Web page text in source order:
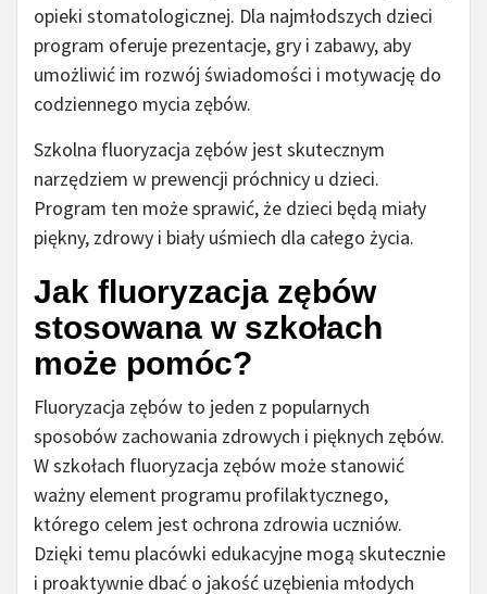
opieki stomatologicznej. Dla najmłodszych dzieci
program oferuje prezentacje, gry i zabawy, aby
umożliwić im rozwój świadomości i motywację do
codziennego mycia zębów.
Szkolna fluoryzacja zębów jest skutecznym
narzędziem w prewencji próchnicy u dzieci.
Program ten może sprawić, że dzieci będą miały
piękny, zdrowy i biały uśmiech dla całego życia.
Jak fluoryzacja zębów
stosowana w szkołach
może pomóc?
Fluoryzacja zębów to jeden z popularnych
sposobów zachowania zdrowych i pięknych zębów.
W szkołach fluoryzacja zębów może stanowić
ważny element programu profilaktycznego,
którego celem jest ochrona zdrowia uczniów.
Dzięki temu placówki edukacyjne mogą skutecznie
i proaktywnie dbać o jakość uzębienia młodych